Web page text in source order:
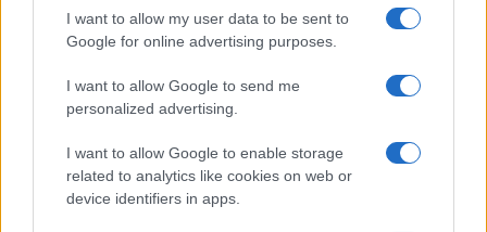
I want to allow my user data to be sent to
Google for online advertising purposes.
I want to allow Google to send me
personalized advertising.
I want to allow Google to enable storage
related to analytics like cookies on web or
device identifiers in apps.